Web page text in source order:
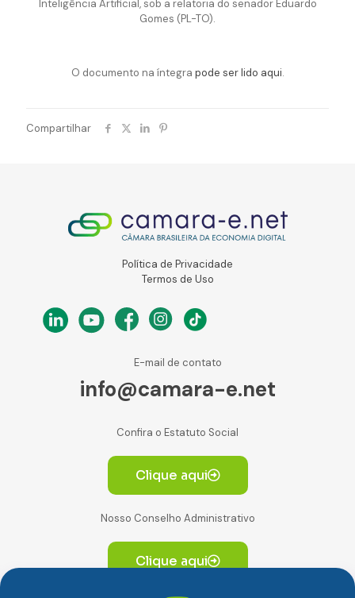
Inteligência Artificial, sob a relatoria do senador Eduardo
Gomes (PL-TO).
O documento na íntegra pode ser lido aqui.
Compartilhar
Política de Privacidade
Termos de Uso
E-mail de contato
info@camara-e.net
Confira o Estatuto Social
Clique aqui
Nosso Conselho Administrativo
Clique aqui